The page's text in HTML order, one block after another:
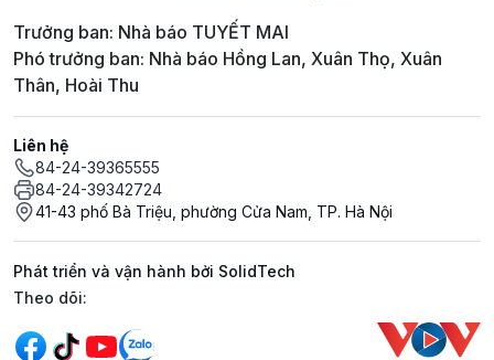
Trưởng ban: Nhà báo TUYẾT MAI
Phó trưởng ban: Nhà báo Hồng Lan, Xuân Thọ, Xuân
Thân, Hoài Thu
Liên hệ
84-24-39365555
84-24-39342724
41-43 phố Bà Triệu, phường Cửa Nam, TP. Hà Nội
Phát triển và vận hành bởi SolidTech
Mạng xã hội
Theo dõi: